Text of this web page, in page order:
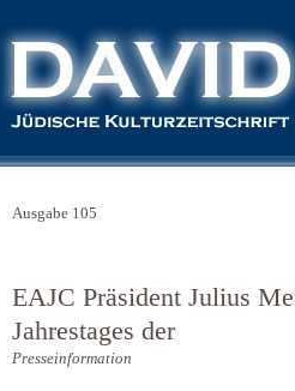
Ausgabe 105
EAJC Präsident Julius
Jahrestages der
Presseinformation